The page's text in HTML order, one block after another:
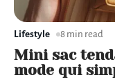
Mini sac
mode qui
Lifestyle 8 min read